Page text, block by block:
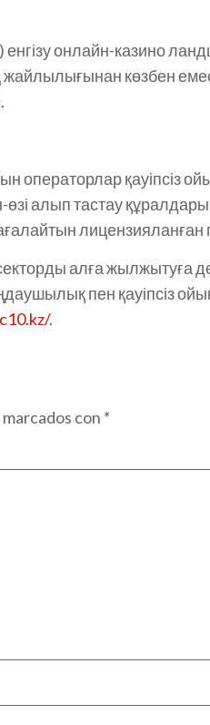
онлайн-казино
көзбен емес
.
операторлар қауіпсіз
алып тастау
лицензияланған
алға жылжытуға
пен қауіпсіз
.
con *